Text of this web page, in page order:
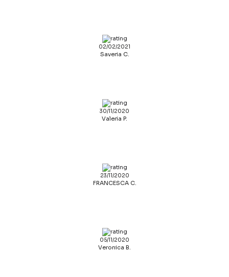
02/02/2021
Saveria C.
30/11/2020
Valeria P.
23/11/2020
FRANCESCA C.
05/11/2020
Veronica B.